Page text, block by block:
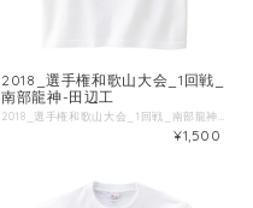
2018_選手権和歌山大会_1回戦_
南部龍神-田辺工
¥1,500